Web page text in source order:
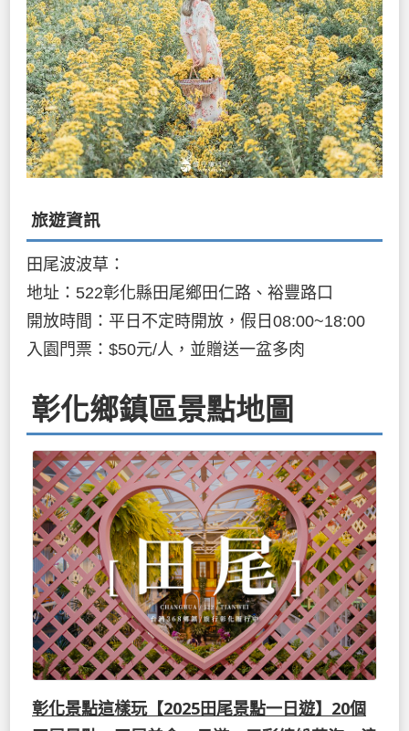
旅遊資訊
田尾波波草：
地址：522彰化縣田尾鄉田仁路、裕豐路口
開放時間：平日不定時開放，假日08:00~18:00
入園門票：$50元/人，並贈送一盆多肉
彰化鄉鎮區景點地圖
彰化景點這樣玩【2025田尾景點一日遊】20個